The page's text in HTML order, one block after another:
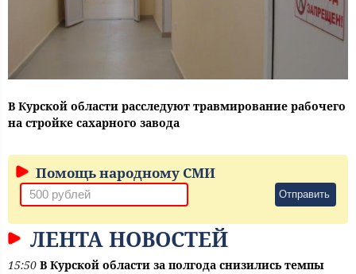
В Курской области расследуют травмирование рабочего
на стройке сахарного завода
Помощь народному СМИ
Отправить
ЛЕНТА НОВОСТЕЙ
15:50 В Курской области за полгода снизились темпы